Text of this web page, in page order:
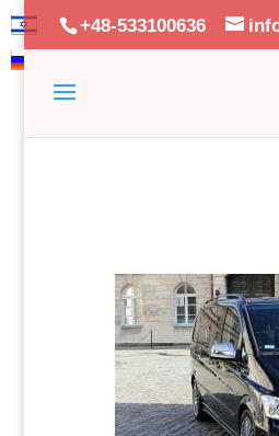
+48-533100636